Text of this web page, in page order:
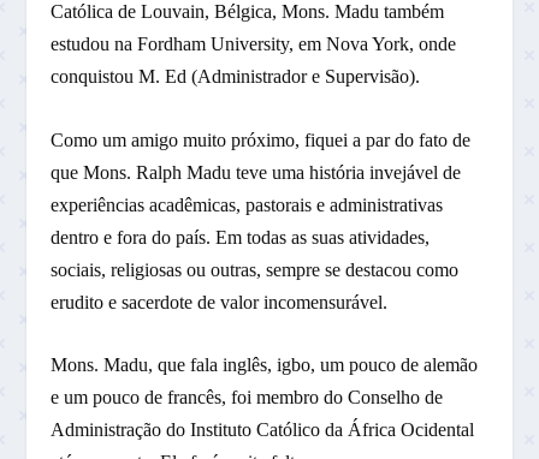
Católica de Louvain, Bélgica, Mons. Madu também
estudou na Fordham University, em Nova York, onde
conquistou M. Ed (Administrador e Supervisão).
Como um amigo muito próximo, fiquei a par do fato de
que Mons. Ralph Madu teve uma história invejável de
experiências acadêmicas, pastorais e administrativas
dentro e fora do país. Em todas as suas atividades,
sociais, religiosas ou outras, sempre se destacou como
erudito e sacerdote de valor incomensurável.
Mons. Madu, que fala inglês, igbo, um pouco de alemão
e um pouco de francês, foi membro do Conselho de
Administração do Instituto Católico da África Ocidental